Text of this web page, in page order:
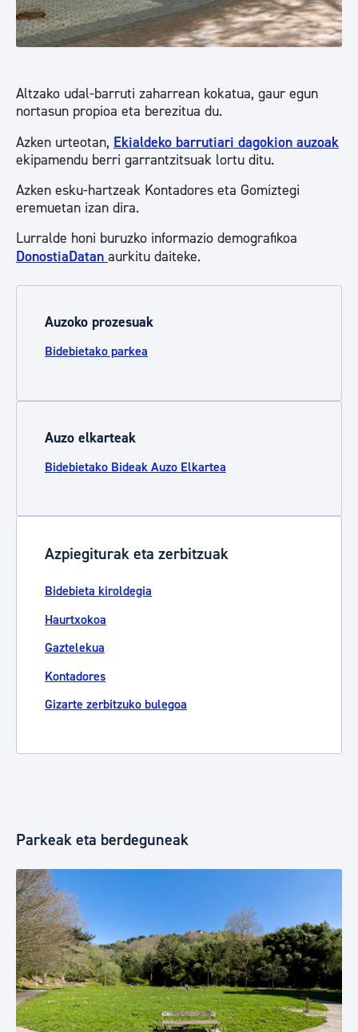
Altzako udal-barruti zaharrean kokatua, gaur egun
nortasun propioa eta berezitua du.
Azken urteotan, Ekialdeko barrutiari dagokion auzoak
ekipamendu berri garrantzitsuak lortu ditu.
Azken esku-hartzeak Kontadores eta Gomiztegi
eremuetan izan dira.
Lurralde honi buruzko informazio demografikoa
DonostiaDatan aurkitu daiteke.
Auzoko prozesuak
Bidebietako parkea
Auzo elkarteak
Bidebietako Bideak Auzo Elkartea
Azpiegiturak eta zerbitzuak
Bidebieta kiroldegia
Haurtxokoa
Gaztelekua
Kontadores
Gizarte zerbitzuko bulegoa
Parkeak eta berdeguneak